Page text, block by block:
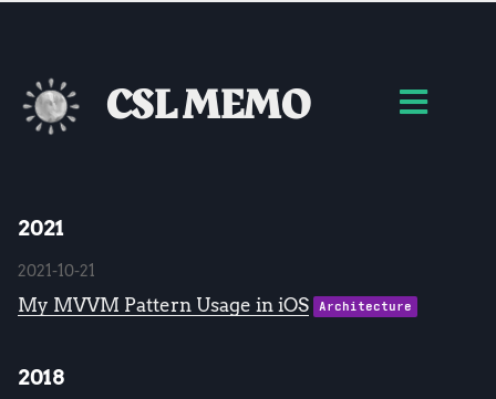
CSL MEMO
2021
2021-10-21
My MVVM Pattern Usage in iOS Architecture
2018